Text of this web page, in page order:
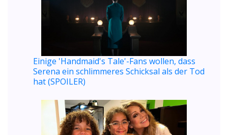
Einige 'Handmaid's Tale'-Fans wollen, dass
Serena ein schlimmeres Schicksal als der Tod
hat (SPOILER)